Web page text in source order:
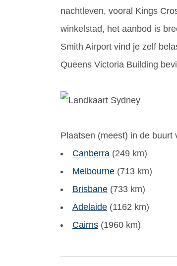
nachtleven, vooral Kings
winkelstad, het aanbod is
Smith Airport vind je zelf
Queens Victoria Building
Plaatsen (meest) in de buurt
Canberra (249 km)
Melbourne (713 km)
Brisbane (733 km)
Adelaide (1162 km)
Cairns (1960 km)